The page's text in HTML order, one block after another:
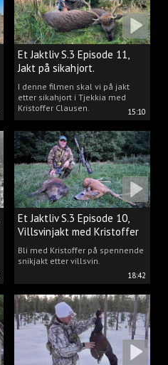
15:10
Et Jaktliv S.3 Episode 11,
Jakt på sikahjort.
I denne filmen skal vi på jakt
etter sikahjort i Tjekkia med
Kristoffer Clausen.
18:42
Et Jaktliv S.3 Episode 10,
Villsvinjakt med Kristoffer
Bli med Kristoffer på spennende
snikjakt etter villsvin.